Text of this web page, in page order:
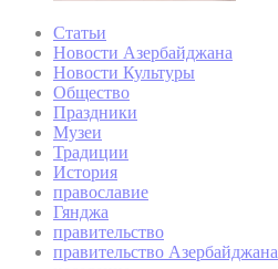
Статьи
Новости Азербайджана
Новости Культуры
Общество
Праздники
Музеи
Традиции
История
православие
Гянджа
правительство
правительство Азербайджана